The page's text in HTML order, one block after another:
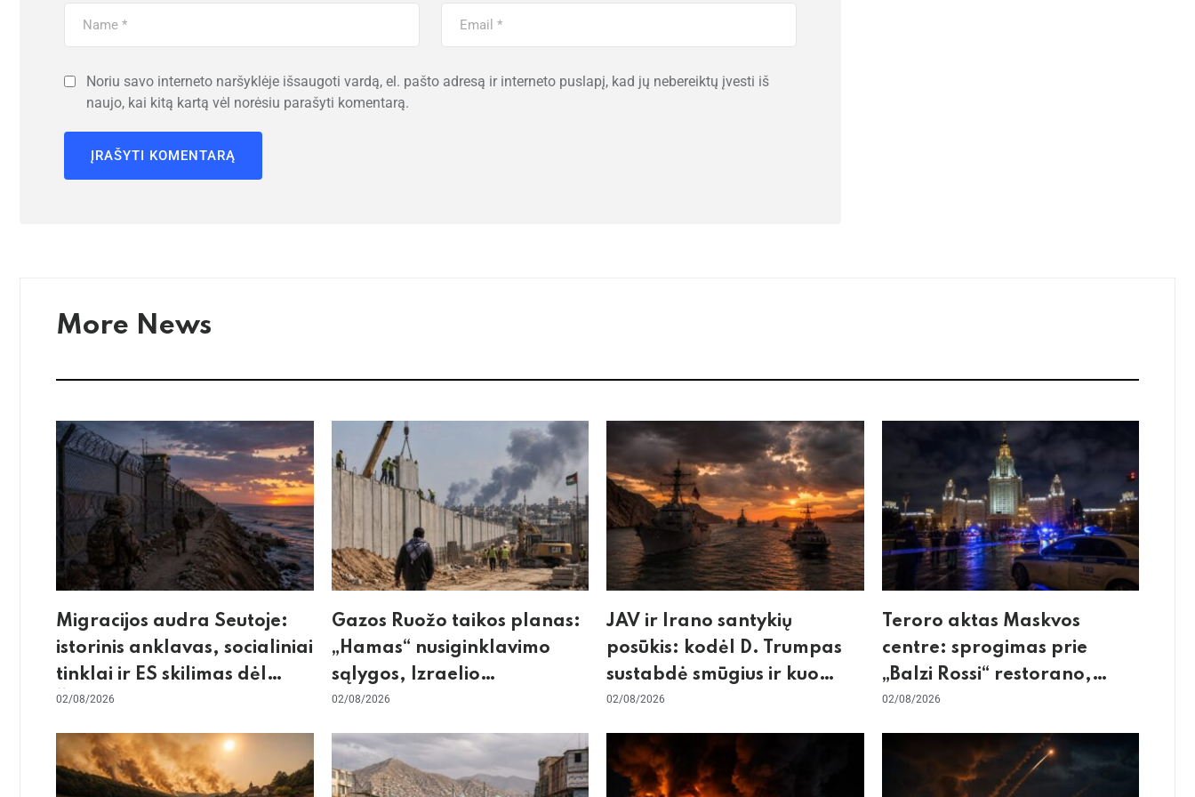
Noriu savo interneto naršyklėje išsaugoti vardą, el. pašto adresą ir interneto puslapį, kad jų nebereiktų įvesti iš
naujo, kai kitą kartą vėl norėsiu parašyti komentarą.
More News
Migracijos audra Seutoje:
istorinis anklavas, socialiniai
tinklai ir ES skilimas dėl
Šengeno zonos
02/08/2026
Gazos Ruožo taikos planas:
„Hamas“ nusiginklavimo
sąlygos, Izraelio
skepticizmas ir ES nerimas
dėl sienos
02/08/2026
JAV ir Irano santykių
posūkis: kodėl D. Trumpas
sustabdė smūgius ir kuo
rizikuoja pasaulio
ekonomika
02/08/2026
Teroro aktas Maskvos
centre: sprogimas prie
„Balzi Rossi“ restorano,
mirtininkės apgulė ir tikrieji
taikiniai
02/08/2026